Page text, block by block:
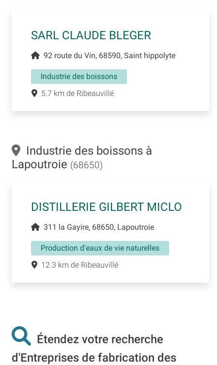
SARL CLAUDE BLEGER
92 route du Vin, 68590, Saint hippolyte
Industrie des boissons
5.7 km de Ribeauvillé
Industrie des boissons à
Lapoutroie (68650)
DISTILLERIE GILBERT MICLO
311 la Gayire, 68650, Lapoutroie
Production d'eaux de vie naturelles
12.3 km de Ribeauvillé
Étendez votre recherche
d'Entreprises de fabrication des